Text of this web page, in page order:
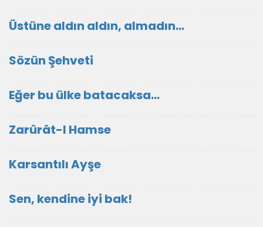
Üstüne aldın aldın, almadın...
Sözün Şehveti
Eğer bu ülke batacaksa...
Zarûrât-I Hamse
Karsantılı Ayşe
Sen, kendine iyi bak!